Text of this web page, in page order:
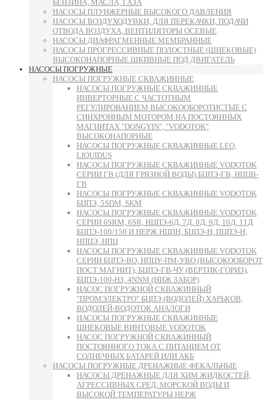
БЕНЗИНА, МАСЛА, ГАЗА
НАСОСЫ ПЛУНЖЕРНЫЕ ВЫСОКОГО ДАВЛЕНИЯ
НАСОСЫ ВОЗДУХОДУВКИ, ДЛЯ ПЕРЕКАЧКИ, ПОДАЧИ
ОТВОДА ВОЗДУХА, ВЕНТИЛЯТОРЫ ОСЕВЫЕ
НАСОСЫ ДИАФРАГМЕННЫЕ МЕМБРАННЫЕ
НАСОСЫ ПРОГРЕССИВНЫЕ ПОЛОСТНЫЕ (ШНЕКОВЫЕ)
ВЫСОКОНАПОРНЫЕ ШКИВНЫЕ ПОД ДВИГАТЕЛЬ
НАСОСЫ ПОГРУЖНЫЕ
НАСОСЫ ПОГРУЖНЫЕ СКВАЖИННЫЕ
НАСОСЫ ПОГРУЖНЫЕ СКВАЖИННЫЕ
ИНВЕРТОРНЫЕ С ЧАСТОТНЫМ
РЕГУЛИРОВАНИЕМ ВЫСОКООБОРОТИСТЫЕ С
СИНХРОННЫМ МОТОРОМ НА ПОСТОЯННЫХ
МАГНИТАХ "DONGYIN", "VODOTOK"
ВЫСОКОНАПОРНЫЕ
НАСОСЫ ПОГРУЖНЫЕ СКВАЖИННЫЕ LEO,
LIQUIDUS
НАСОСЫ ПОГРУЖНЫЕ СКВАЖИННЫЕ VODOTOK
СЕРИИ ГВ (ДЛЯ ГРЯЗНОЙ ВОДЫ) БЦПЭ-ГВ, НПЦВ-
ГВ
НАСОСЫ ПОГРУЖНЫЕ СКВАЖИННЫЕ VODOTOK
БЦПЭ, 5SDM, SKM
НАСОСЫ ПОГРУЖНЫЕ СКВАЖИННЫЕ VODOTOK
СЕРИИ 6SRM, 6SR, НЦПЭ-6Д, 7Д, 8Д, 9Д, 10Д, 11Д
БЦПЭ-100/150 И НЕРЖ НЦПН, БЦПЭ-Н, ПЦПЭ-Н,
НПЦЭ, НПЦ
НАСОСЫ ПОГРУЖНЫЕ СКВАЖИННЫЕ VODOTOK
СЕРИИ БЦПЭ-ВО, НПЦУ-ПМ-УВО (ВЫСОКООБОРОТ
ПОСТ МАГНИТ), БЦПЭ-ГВ-ЧУ (ВЕРТИК-ГОРИЗ),
БЦПЭ-100-НЗ, 4NNM (НИЖ ЗАБОР)
НАСОС ПОГРУЖНОЙ СКВАЖИННЫЙ
"ПРОМЭЛЕКТРО" БЦПЭ (ВОДОЛЕЙ) ХАРЬКОВ,
ВОДОЛЕЙ-ВОДОТОК АНАЛОГИ
НАСОСЫ ПОГРУЖНЫЕ СКВАЖИННЫЕ
ШНЕКОВЫЕ ВИНТОВЫЕ VODOTOK
НАСОС ПОГРУЖНОЙ СКВАЖИННЫЙ
ПОСТОЯННОГО ТОКА С ПИТАНИЕМ ОТ
СОЛНЕЧНЫХ БАТАРЕЙ ИЛИ АКБ
НАСОСЫ ПОГРУЖНЫЕ ДРЕНАЖНЫЕ ФЕКАЛЬНЫЕ
НАСОСЫ ДРЕНАЖНЫЕ ДЛЯ ХИМ ЖИДКОСТЕЙ,
АГРЕССИВНЫХ СРЕД, МОРСКОЙ ВОДЫ И
ВЫСОКОЙ ТЕМПЕРАТУРЫ НЕРЖ